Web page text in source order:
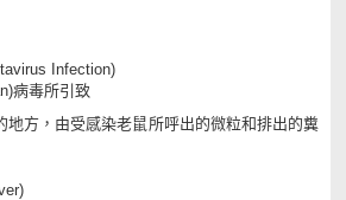
Infection)
病毒所引致
地方，由受感染老鼠所呼出的微粒和排出的糞